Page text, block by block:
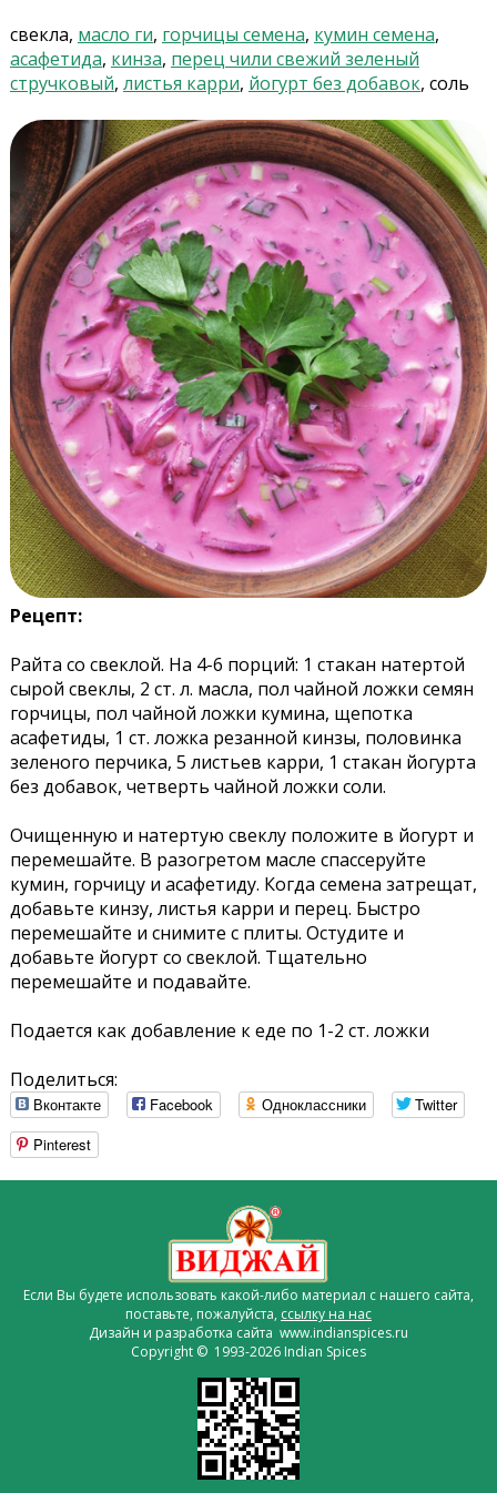
свекла, масло ги, горчицы семена, кумин семена,
асафетида, кинза, перец чили свежий зеленый
стручковый, листья карри, йогурт без добавок, соль
Рецепт:
Райта со свеклой. На 4-6 порций: 1 стакан натертой
сырой свеклы, 2 ст. л. масла, пол чайной ложки семян
горчицы, пол чайной ложки кумина, щепотка
асафетиды, 1 ст. ложка резанной кинзы, половинка
зеленого перчика, 5 листьев карри, 1 стакан йогурта
без добавок, четверть чайной ложки соли.
Очищенную и натертую свеклу положите в йогурт и
перемешайте. В разогретом масле спассеруйте
кумин, горчицу и асафетиду. Когда семена затрещат,
добавьте кинзу, листья карри и перец. Быстро
перемешайте и снимите с плиты. Остудите и
добавьте йогурт со свеклой. Тщательно
перемешайте и подавайте.
Подается как добавление к еде по 1-2 ст. ложки
Поделиться:
Вконтакте Facebook Одноклассники
Twitter
Pinterest
Если Вы будете использовать какой-либо материал с нашего сайта,
поставьте, пожалуйста, ссылку на нас
Дизайн и разработка сайта www.indianspices.ru
Copyright © 1993-2026 Indian Spices